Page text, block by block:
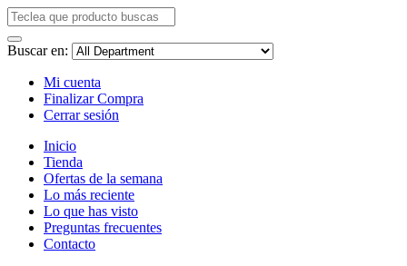
Buscar en:
Mi cuenta
Finalizar Compra
Cerrar sesión
Inicio
Tienda
Ofertas de la semana
Lo más reciente
Lo que has visto
Preguntas frecuentes
Contacto